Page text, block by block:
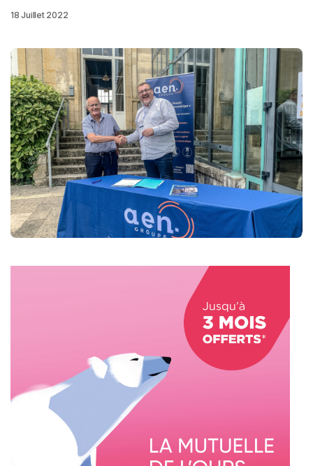
18 Juillet 2022